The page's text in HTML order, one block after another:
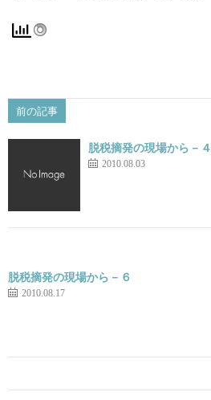
前の記事
脱税摘発の現場から－４
2010.08.03
脱税摘発の現場から－６
2010.08.17